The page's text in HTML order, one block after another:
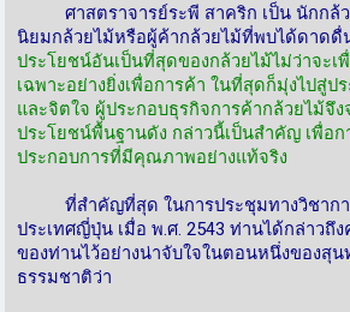
ศาสตราจารย์ระพี สาคริก เป็น นักกล้ว
นิยมกล้วยไม้หรือผู้ค้ากล้วยไม้ที่พบได้ดาดดื่
ประโยชน์อันเป็นที่สุดของกล้วยไม้ไม่ว่าจะเ
เฉพาะอย่างยิ่งเพื่อการค้า ในที่สุดก็มุ่งไปสู่ป
และจิตใจ ผู้ประกอบธุรกิจการค้ากล้วยไม้จึง
ประโยชน์พื้นฐานดัง กล่าวนี้เป็นสำคัญ เพื่อก
ประกอบการที่มีคุณภาพอย่างแท้จริง
ที่สำคัญที่สุด ในการประชุมทางวิชาการ
ประเทศญี่ปุ่น เมื่อ พ.ศ. 2543 ท่านได้กล่าวถึ
ของท่านไว้อย่างน่าจับใจในตอนหนึ่งของสุ
ธรรมชาติว่า